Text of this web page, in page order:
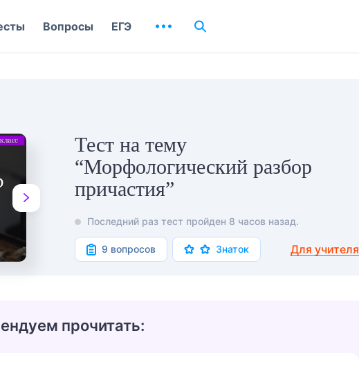
Тест на тему
“Морфологический разбор
причастия”
Последний раз тест пройден 8 часов назад.
9 вопросов Знаток Для учителя
прочитать:
Вопросы ЕГЭ